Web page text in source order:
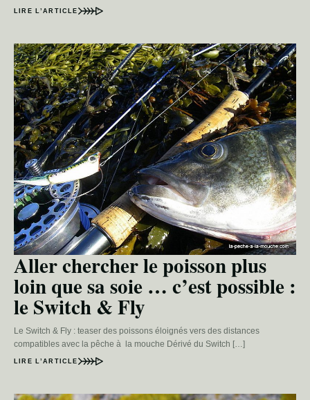
LIRE L’ARTICLE
Aller chercher le poisson plus
loin que sa soie … c’est possible :
le Switch & Fly
Le Switch & Fly : teaser des poissons éloignés vers des distances
compatibles avec la pêche à la mouche Dérivé du Switch […]
LIRE L’ARTICLE